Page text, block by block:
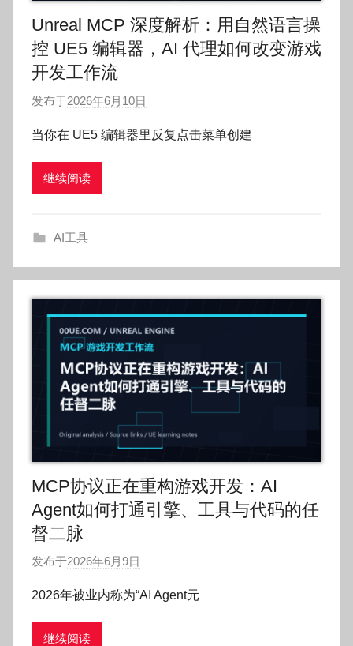
Unreal MCP 深度解析：用自然语言操
控 UE5 编辑器，AI 代理如何改变游戏
开发工作流
发布于2026年6月10日
:
o
当你在 UE5 编辑器里反复点击菜单创建
继续阅读
AI工具
MCP协议正在重构游戏开发：AI
Agent如何打通引擎、工具与代码的任
督二脉
发布于2026年6月9日
:
2026年被业内称为“AI Agent元
继续阅读